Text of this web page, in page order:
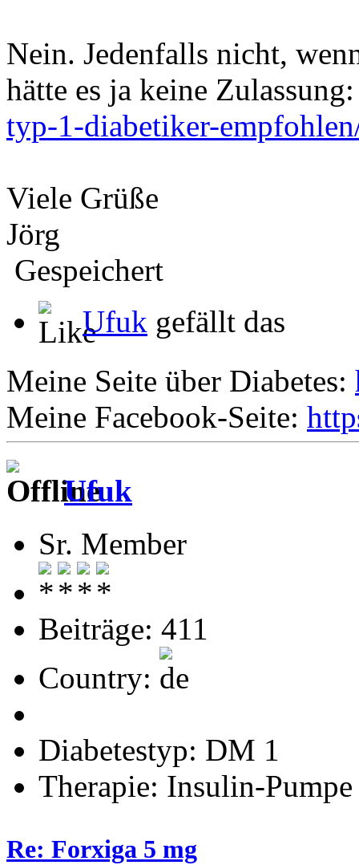
Nein. Jedenfalls nicht,
hätte es ja keine
typ-1-diabetiker-
Viele Grüße
Jörg
Gespeichert
Ufuk gefällt das
Meine Seite über Diabetes:
Meine Facebook-Seite:
Ufuk
Sr. Member
Beiträge: 411
Country:
Diabetestyp: DM 1
Therapie: Insulin-Pumpe
Re: Forxiga 5 mg